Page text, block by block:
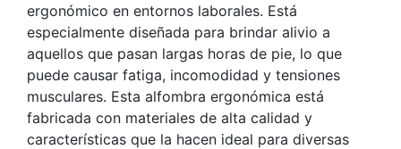
ergonómico en entornos laborales. Está
especialmente diseñada para brindar alivio a
aquellos que pasan largas horas de pie, lo que
puede causar fatiga, incomodidad y tensiones
musculares. Esta alfombra ergonómica está
fabricada con materiales de alta calidad y
características que la hacen ideal para diversas